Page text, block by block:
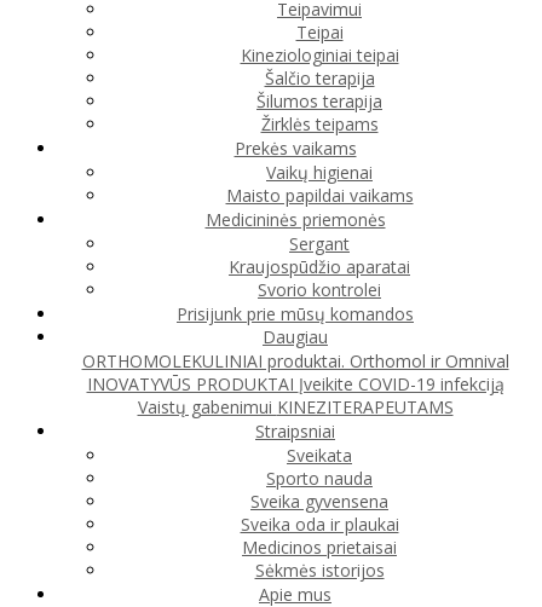
Teipavimui
Teipai
Kineziologiniai teipai
Šalčio terapija
Šilumos terapija
Žirklės teipams
Prekės vaikams
Vaikų higienai
Maisto papildai vaikams
Medicininės priemonės
Sergant
Kraujospūdžio aparatai
Svorio kontrolei
Prisijunk prie mūsų komandos
Daugiau
ORTHOMOLEKULINIAI produktai. Orthomol ir Omnival
INOVATYVŪS PRODUKTAI Įveikite COVID-19 infekciją
Vaistų gabenimui KINEZITERAPEUTAMS
Straipsniai
Sveikata
Sporto nauda
Sveika gyvensena
Sveika oda ir plaukai
Medicinos prietaisai
Sėkmės istorijos
Apie mus